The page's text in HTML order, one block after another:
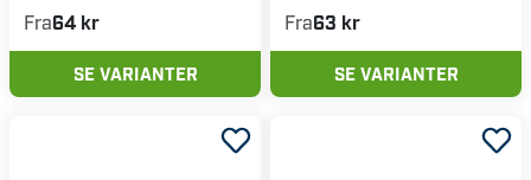
Fra64 kr
SE VARIANTER
Fra63 kr
SE VARIANTER